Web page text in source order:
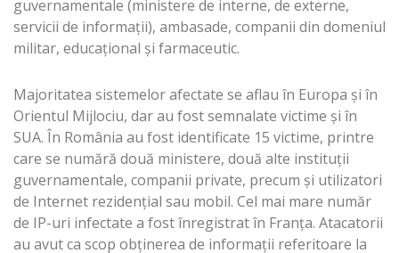
guvernamentale (ministere de interne, de externe,
servicii de informaţii), ambasade, companii din domeniul
militar, educaţional şi farmaceutic.
Majoritatea sistemelor afectate se aflau în Europa şi în
Orientul Mijlociu, dar au fost semnalate victime şi în
SUA. În România au fost identificate 15 victime, printre
care se numără două ministere, două alte instituţii
guvernamentale, companii private, precum şi utilizatori
de Internet rezidenţial sau mobil. Cel mai mare număr
de IP-uri infectate a fost înregistrat în Franţa. Atacatorii
au avut ca scop obţinerea de informaţii referitoare la